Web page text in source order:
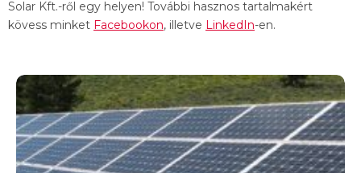
Solar Kft.-ről egy helyen! További hasznos tartalmakért
kövess minket Facebookon, illetve LinkedIn-en.